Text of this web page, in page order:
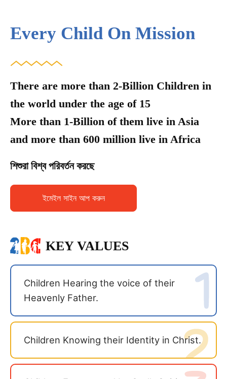
Every Child On Mission
There are more than 2-Billion Children in
the world under the age of 15
More than 1-Billion of them live in Asia
and more than 600 million live in Africa
শিশুরা বিশ্ব পরিবর্তন করছে
ইমেইল সাইন আপ করুন
KEY VALUES
Children Hearing the voice of their
Heavenly Father.
Children Knowing their Identity in Christ.